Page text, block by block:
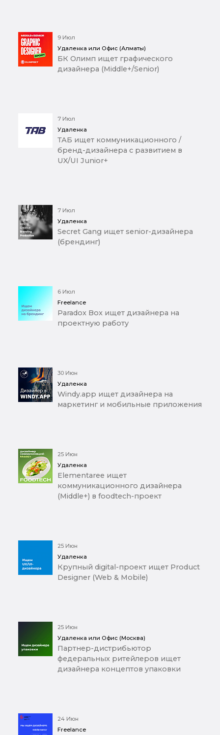
9 Июл
Удаленка или Офис (Алматы)
БК Олимп ищет графического
дизайнера (Middle+/Senior)
7 Июл
Удаленка
ТАБ ищет коммуникационного /
бренд-дизайнера с развитием в
UX/UI Junior+
7 Июл
Удаленка
Secret Gang ищет senior-дизайнера
(брендинг)
6 Июл
Freelance
Paradox Box ищет дизайнера на
проектную работу
30 Июн
Удаленка
Windy.app ищет дизайнера на
маркетинг и мобильные приложения
25 Июн
Удаленка
Elementaree ищет
коммуникационного дизайнера
(Middle+) в foodtech-проект
25 Июн
Удаленка
Крупный digital-проект ищет Product
Designer (Web & Mobile)
25 Июн
Удаленка или Офис (Москва)
Партнер-дистрибьютор
федеральных ритейлеров ищет
дизайнера концептов упаковки
24 Июн
Freelance